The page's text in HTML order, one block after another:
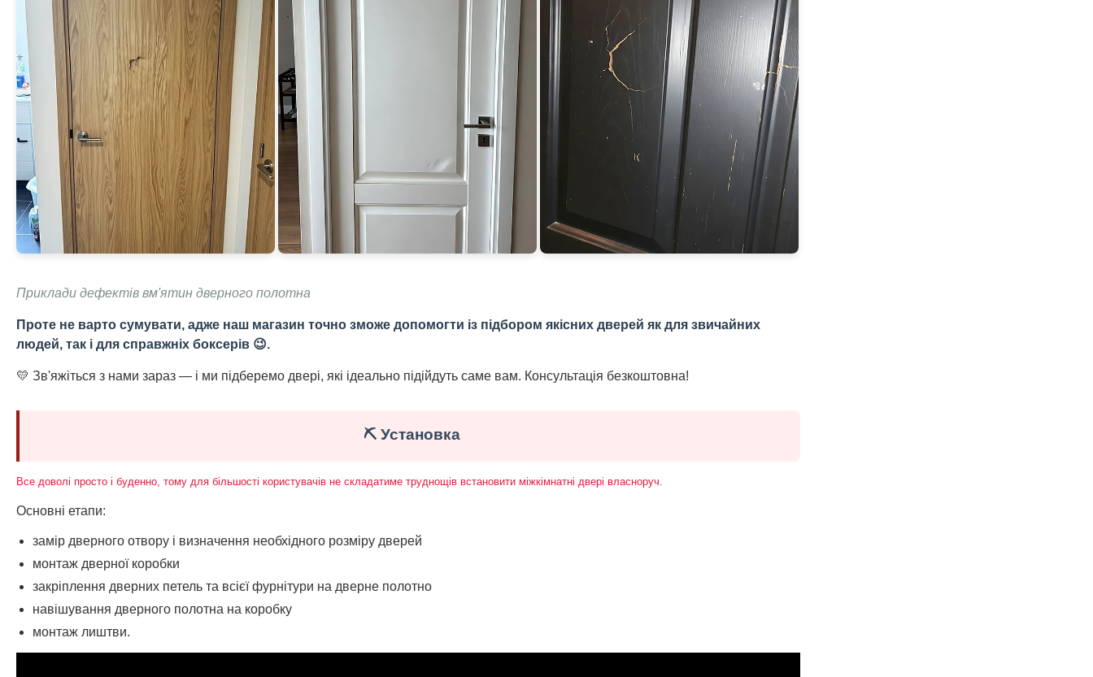
Приклади дефектів вм'ятин дверного полотна
Проте не варто сумувати, адже наш магазин точно зможе допомогти із підбором якісних дверей як для звичайних
людей, так і для справжніх боксерів 😉.
💛 Зв'яжіться з нами зараз — і ми підберемо двері, які ідеально підійдуть саме вам. Консультація безкоштовна!
⛏️ Установка
Все доволі просто і буденно, тому для більшості користувачів не складатиме труднощів встановити міжкімнатні двері власноруч.
Основні етапи:
замір дверного отвору і визначення необхідного розміру дверей
монтаж дверної коробки
закріплення дверних петель та всієї фурнітури на дверне полотно
навішування дверного полотна на коробку
монтаж лиштви.